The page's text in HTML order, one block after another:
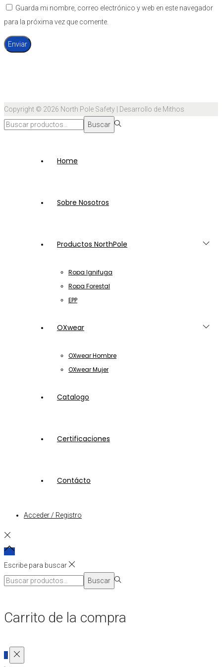
Guarda mi nombre, correo electrónico y web en este navegador
para la próxima vez que comente.
Copyright © 2026 North Pole Safety | Desarrollo de Mithos
Búsqueda
Buscar
Home
Sobre Nosotros
Productos NorthPole
Ropa Ignifuga
Ropa Forestal
EPP
OXwear
OXwear Hombre
OXwear Mujer
Catalogo
Certificaciones
Contácto
Acceder / Registro
Escribe para buscar
Búsqueda
Buscar
Carrito de la compra
0